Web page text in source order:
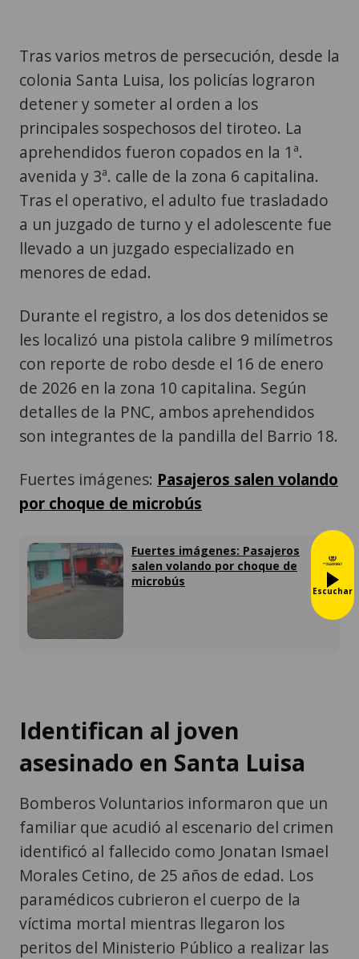
Tras varios metros de persecución, desde la
colonia Santa Luisa, los policías lograron
detener y someter al orden a los
principales sospechosos del tiroteo. La
aprehendidos fueron copados en la 1ª.
avenida y 3ª. calle de la zona 6 capitalina.
Tras el operativo, el adulto fue trasladado
a un juzgado de turno y el adolescente fue
llevado a un juzgado especializado en
menores de edad.
Durante el registro, a los dos detenidos se
les localizó una pistola calibre 9 milímetros
con reporte de robo desde el 16 de enero
de 2026 en la zona 10 capitalina. Según
detalles de la PNC, ambos aprehendidos
son integrantes de la pandilla del Barrio 18.
Fuertes imágenes: Pasajeros salen volando
por choque de microbús
Fuertes imágenes: Pasajeros
salen volando por choque de
microbús
Identifican al joven
asesinado en Santa Luisa
Bomberos Voluntarios informaron que un
familiar que acudió al escenario del crimen
identificó al fallecido como Jonatan Ismael
Morales Cetino, de 25 años de edad. Los
paramédicos cubrieron el cuerpo de la
víctima mortal mientras llegaron los
peritos del Ministerio Público a realizar las
Escuchar